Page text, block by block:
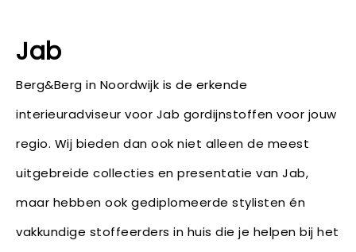
Jab
Berg&Berg in Noordwijk is de erkende
interieuradviseur voor Jab gordijnstoffen voor jouw
regio. Wij bieden dan ook niet alleen de meest
uitgebreide collecties en presentatie van Jab,
maar hebben ook gediplomeerde stylisten én
vakkundige stoffeerders in huis die je helpen bij het